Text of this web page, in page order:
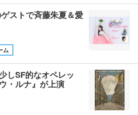
ストで斉藤朱夏＆愛
ム
しSF的なオペレッ
・ルナ』が上演